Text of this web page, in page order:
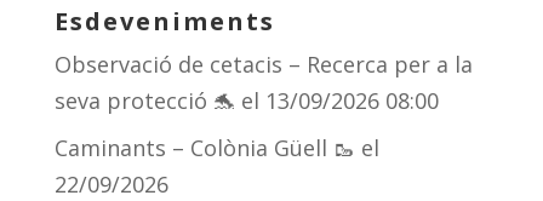
e
sk
y
re
a
d
s
e
gr
a
m
p
ar
te
ix
Esdeveniments
Observació de cetacis – Recerca per a la
seva protecció 🐬 el 13/09/2026 08:00
Caminants – Colònia Güell 🥾 el
22/09/2026